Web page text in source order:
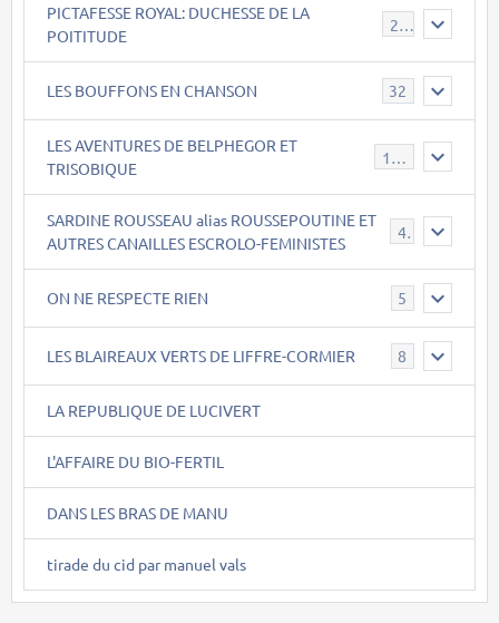
PICTAFESSE ROYAL: DUCHESSE DE LA
POITITUDE
23
LES BOUFFONS EN CHANSON 32
LES AVENTURES DE BELPHEGOR ET
TRISOBIQUE
147
SARDINE ROUSSEAU alias ROUSSEPOUTINE ET
AUTRES CANAILLES ESCROLO-FEMINISTES
40
ON NE RESPECTE RIEN 5
LES BLAIREAUX VERTS DE LIFFRE-CORMIER 8
LA REPUBLIQUE DE LUCIVERT
L'AFFAIRE DU BIO-FERTIL
DANS LES BRAS DE MANU
tirade du cid par manuel vals